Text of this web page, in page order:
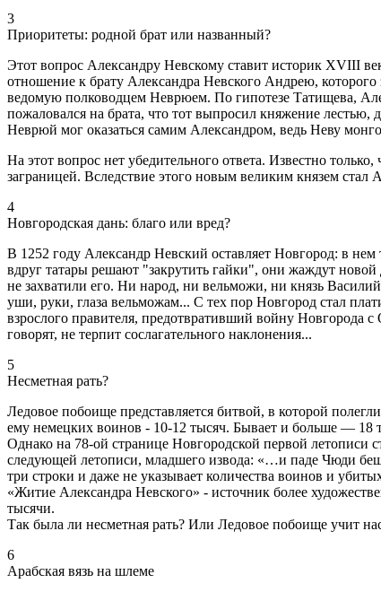
3
Приоритеты: родной брат или названный?
Этот вопрос Александру Невскому ставит историк XVIII
отношение к брату Александра Невского Андрею,
ведомую полководцем Неврюем. По гипотезе Татищева,
пожаловался на брата, что тот выпросил княжение
Неврюй мог оказаться самим Александром, ведь Неву
На этот вопрос нет убедительного ответа. Известно
заграницей. Вследствие этого новым великим князем стал
4
Новгородская дань: благо или вред?
В 1252 году Александр Невский оставляет Новгород: в
вдруг татары решают "закрутить гайки", они жаждут
не захватили его. Ни народ, ни вельможи, ни князь
уши, руки, глаза вельможам... С тех пор Новгород стал
взрослого правителя, предотвративший войну
говорят, не терпит сослагательного наклонения...
5
Несметная рать?
Ледовое побоище представляется битвой, в которой
ему немецких воинов - 10-12 тысяч. Бывает и больше — 18
Однако на 78-ой странице Новгородской первой
следующей летописи, младшего извода: «…и паде Чюди
три строки и даже не указывает количества воинов и
«Житие Александра Невского» - источник более
тысячи.
Так была ли несметная рать? Или Ледовое побоище учит
6
Арабская вязь на шлеме